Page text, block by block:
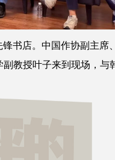
书店。中国作协副主席
副教授叶子来到现场，与